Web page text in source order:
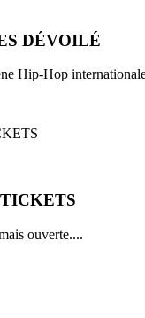
DÉVOILÉ
Hip-Hop
ouverte....